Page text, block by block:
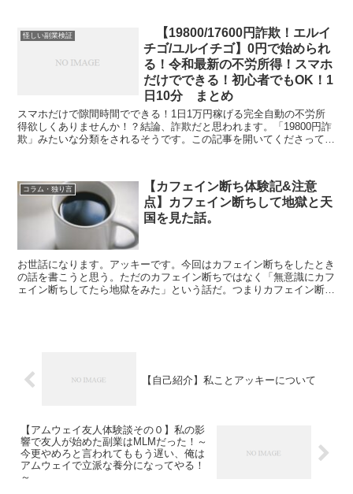
怪しい副業検証
【19800/17600円詐欺！エルイ
チゴ/ユルイチゴ】0円で始められ
る！令和最新の不労所得！スマホ
だけでできる！初心者でもOK！1
日10分 まとめ
スマホだけで隙間時間でできる！1日1万円稼げる完全自動の不労所
得欲しくありませんか！？結論、詐欺だと思われます。「19800円詐
欺」みたいな分類をされるそうです。この記事を開いてくださってあ
コラム・独り言
【カフェイン断ち体験記&注意
点】カフェイン断ちして地獄と天
国を見た話。
お世話になります。アッキーです。今回はカフェイン断ちをしたとき
の話を書こうと思う。ただのカフェイン断ちではなく「無意識にカフ
ェイン断ちしてたら地獄をみた」という話だ。つまりカフェイン断ち
【自己紹介】私ことアッキーについて
【アムウェイ友人体験談その０】私の影
響で友人が始めた副業はMLMだった！～
今更やめろと言われてももう遅い、俺は
アムウェイで立派な養分になってやる！
～